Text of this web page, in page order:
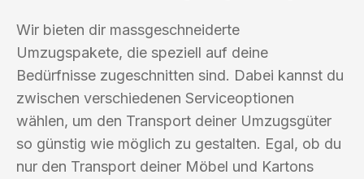
Wir bieten dir massgeschneiderte
Umzugspakete, die speziell auf deine
Bedürfnisse zugeschnitten sind. Dabei kannst du
zwischen verschiedenen Serviceoptionen
wählen, um den Transport deiner Umzugsgüter
so günstig wie möglich zu gestalten. Egal, ob du
nur den Transport deiner Möbel und Kartons